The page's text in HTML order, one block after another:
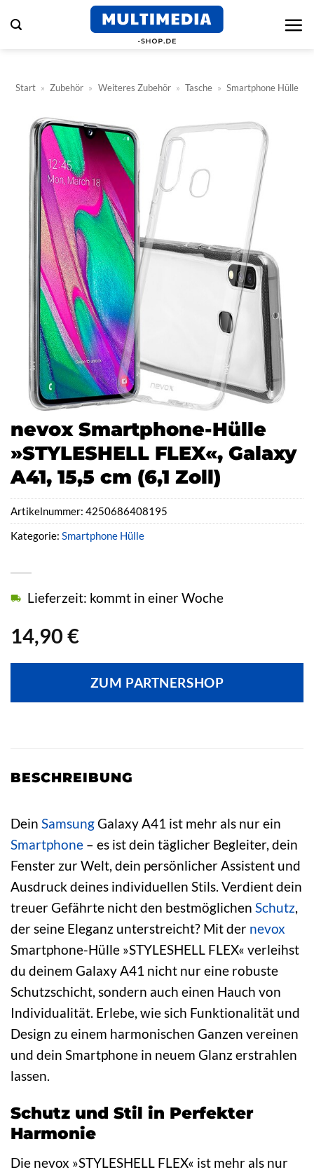
Inhalt
Start » Zubehör » Weiteres Zubehör » Tasche » Smartphone Hülle
nevox Smartphone-Hülle
»STYLESHELL FLEX«, Galaxy
A41, 15,5 cm (6,1 Zoll)
14,90 €
Lieferzeit: kommt in einer Woche
ZUM PARTNERSHOP
Artikelnummer: 4250686408195
Kategorie: Smartphone Hülle
BESCHREIBUNG
Dein SamsungGalaxy A41 ist mehr als nur ein
Smartphone – es ist dein täglicher Begleiter, dein
Fenster zur Welt, dein persönlicher Assistent und
Ausdruck deines individuellen Stils. Verdient dein
treuer Gefährte nicht den bestmöglichen Schutz
der seine Eleganz unterstreicht? Mit der nevox
Smartphone-Hülle »STYLESHELL FLEX« verleihst
du deinem Galaxy A41 nicht nur eine robuste
Schutzschicht, sondern auch einen Hauch von
Individualität. Erlebe, wie sich Funktionalität und
Design zu einem harmonischen Ganzen vereinen
und dein Smartphone in neuem Glanz erstrahlen
lassen.
Schutz und Stil in Perfekter
Harmonie
Die nevox »STYLESHELL FLEX« ist mehr als nur